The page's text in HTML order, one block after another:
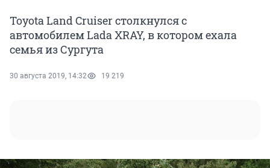
Toyota Land Cruiser столкнулся с
автомобилем Lada XRAY, в котором ехала
семья из Сургута
30 августа 2019, 14:32 19 219